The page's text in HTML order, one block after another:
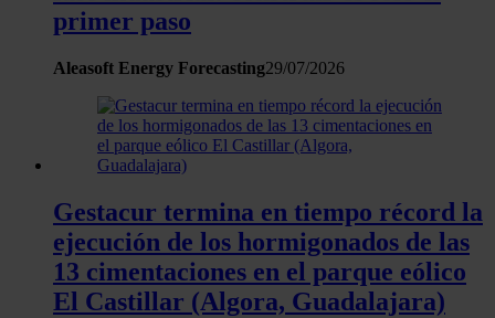
primer paso
Aleasoft Energy Forecasting29/07/2026
Gestacur termina en tiempo récord la
ejecución de los hormigonados de las
13 cimentaciones en el parque eólico
El Castillar (Algora, Guadalajara)